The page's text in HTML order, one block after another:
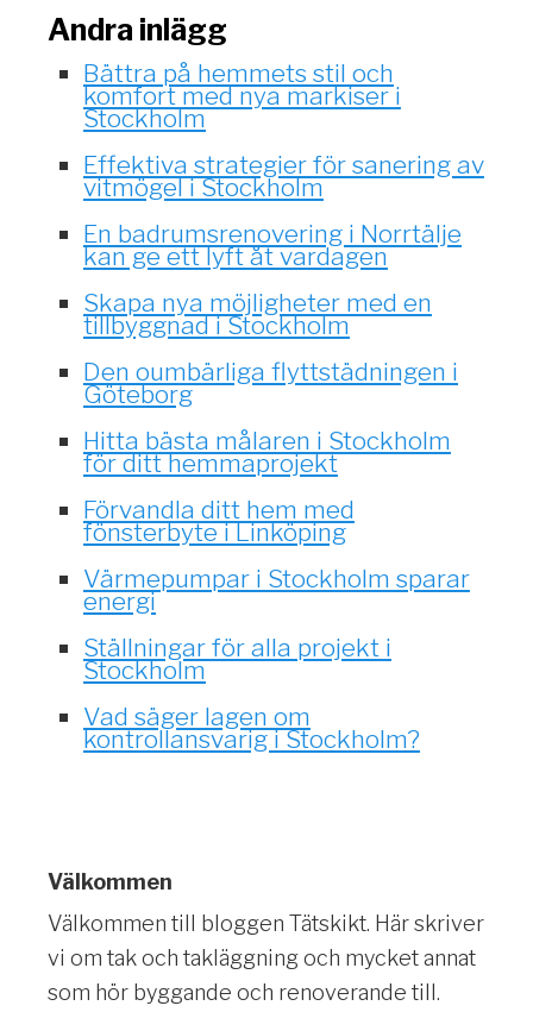
Andra inlägg
Bättra på hemmets stil och
komfort med nya markiser i
Stockholm
Effektiva strategier för sanering av
vitmögel i Stockholm
En badrumsrenovering i Norrtälje
kan ge ett lyft åt vardagen
Skapa nya möjligheter med en
tillbyggnad i Stockholm
Den oumbärliga flyttstädningen i
Göteborg
Hitta bästa målaren i Stockholm
för ditt hemmaprojekt
Förvandla ditt hem med
fönsterbyte i Linköping
Värmepumpar i Stockholm sparar
energi
Ställningar för alla projekt i
Stockholm
Vad säger lagen om
kontrollansvarig i Stockholm?
Välkommen
Välkommen till bloggen Tätskikt. Här skriver
vi om tak och takläggning och mycket annat
som hör byggande och renoverande till.